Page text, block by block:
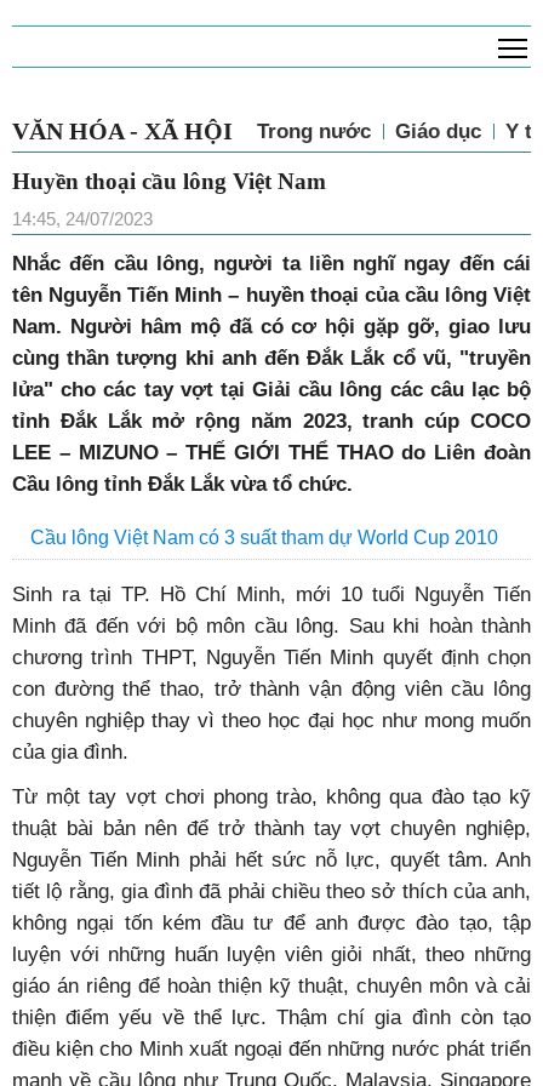
VĂN HÓA - XÃ HỘI Trong nước Giáo dục Y tế
Huyền thoại cầu lông Việt Nam
14:45, 24/07/2023
Nhắc đến cầu lông, người ta liền nghĩ ngay đến cái
tên Nguyễn Tiến Minh – huyền thoại của cầu lông Việt
Nam. Người hâm mộ đã có cơ hội gặp gỡ, giao lưu
cùng thần tượng khi anh đến Đắk Lắk cổ vũ, "truyền
lửa" cho các tay vợt tại Giải cầu lông các câu lạc bộ
tỉnh Đắk Lắk mở rộng năm 2023, tranh cúp COCO
LEE – MIZUNO – THẾ GIỚI THỂ THAO do Liên đoàn
Cầu lông tỉnh Đắk Lắk vừa tổ chức.
Cầu lông Việt Nam có 3 suất tham dự World Cup 2010
Sinh ra tại TP. Hồ Chí Minh, mới 10 tuổi Nguyễn Tiến
Minh đã đến với bộ môn cầu lông. Sau khi hoàn thành
chương trình THPT, Nguyễn Tiến Minh quyết định chọn
con đường thể thao, trở thành vận động viên cầu lông
chuyên nghiệp thay vì theo học đại học như mong muốn
của gia đình.
Từ một tay vợt chơi phong trào, không qua đào tạo kỹ
thuật bài bản nên để trở thành tay vợt chuyên nghiệp,
Nguyễn Tiến Minh phải hết sức nỗ lực, quyết tâm. Anh
tiết lộ rằng, gia đình đã phải chiều theo sở thích của anh,
không ngại tốn kém đầu tư để anh được đào tạo, tập
luyện với những huấn luyện viên giỏi nhất, theo những
giáo án riêng để hoàn thiện kỹ thuật, chuyên môn và cải
thiện điểm yếu về thể lực. Thậm chí gia đình còn tạo
điều kiện cho Minh xuất ngoại đến những nước phát triển
mạnh về cầu lông như Trung Quốc, Malaysia, Singapore